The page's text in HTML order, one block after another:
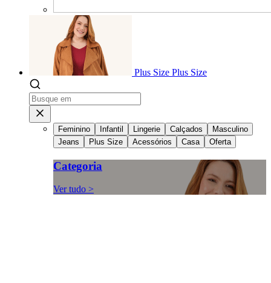
Plus Size Plus Size
Feminino Infantil Lingerie Calçados
Masculino
Jeans
Plus Size Acessórios Casa Oferta
Categoria
Ver tudo >